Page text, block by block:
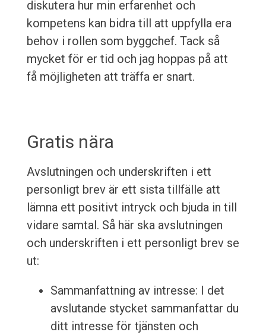
diskutera hur min erfarenhet och
kompetens kan bidra till att uppfylla era
behov i rollen som byggchef. Tack så
mycket för er tid och jag hoppas på att
få möjligheten att träffa er snart.
Gratis nära
Avslutningen och underskriften i ett
personligt brev är ett sista tillfälle att
lämna ett positivt intryck och bjuda in till
vidare samtal. Så här ska avslutningen
och underskriften i ett personligt brev se
ut:
Sammanfattning av intresse: I det
avslutande stycket sammanfattar du
ditt intresse för tjänsten och